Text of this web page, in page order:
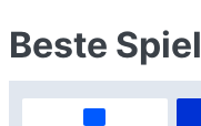
Beste